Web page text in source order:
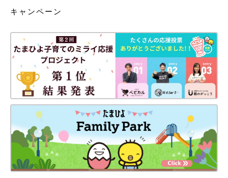
キャンペーン